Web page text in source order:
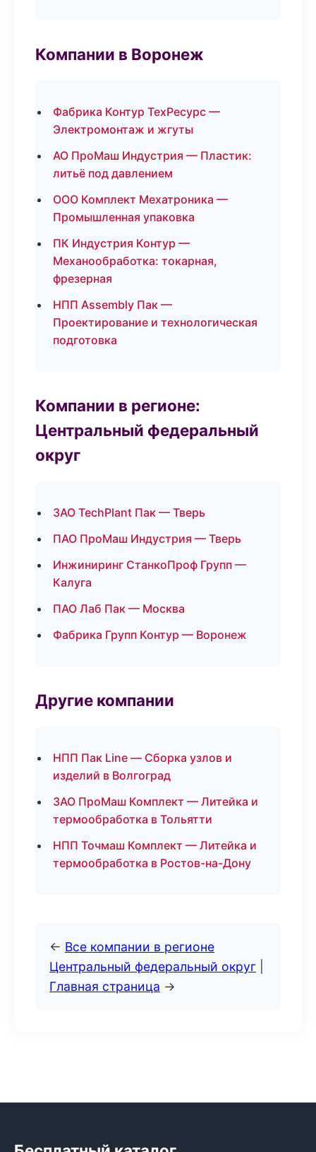
Компании в Воронеж
Фабрика Контур ТехРесурс —
Электромонтаж и жгуты
АО ПроМаш Индустрия — Пластик:
литьё под давлением
ООО Комплект Мехатроника —
Промышленная упаковка
ПК Индустрия Контур —
Механообработка: токарная,
фрезерная
НПП Assembly Пак —
Проектирование и технологическая
подготовка
Компании в регионе:
Центральный федеральный
округ
ЗАО TechPlant Пак — Тверь
ПАО ПроМаш Индустрия — Тверь
Инжиниринг СтанкоПроф Групп —
Калуга
ПАО Лаб Пак — Москва
Фабрика Групп Контур — Воронеж
Другие компании
НПП Пак Line — Сборка узлов и
изделий в Волгоград
ЗАО ПроМаш Комплект — Литейка и
термообработка в Тольятти
НПП Точмаш Комплект — Литейка и
термообработка в Ростов-на-Дону
← Все компании в регионе
Центральный федеральный округ
Главная страница →